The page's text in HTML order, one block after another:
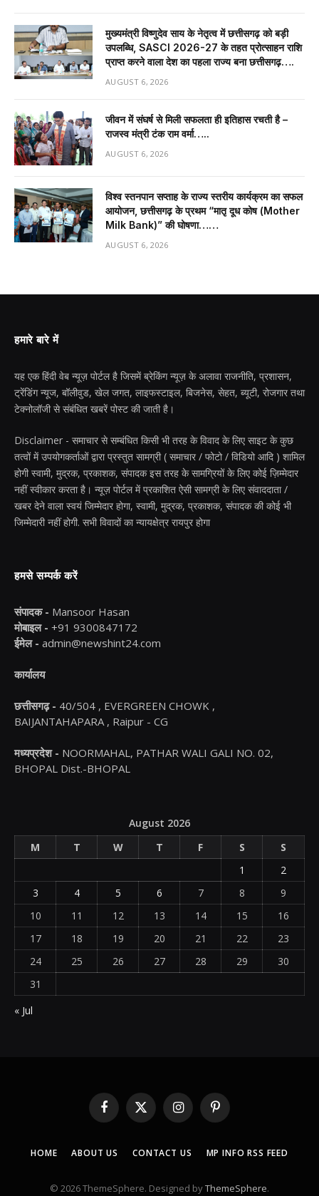
मुख्यमंत्री विष्णुदेव साय के नेतृत्व में छत्तीसगढ़ को बड़ी
उपलब्धि, SASCI 2026-27 के तहत प्रोत्साहन राशि
प्राप्त करने वाला देश का पहला राज्य बना छत्तीसगढ़….
AUGUST 6, 2026
जीवन में संघर्ष से मिली सफलता ही इतिहास रचती है –
राजस्व मंत्री टंक राम वर्मा…..
AUGUST 6, 2026
विश्व स्तनपान सप्ताह के राज्य स्तरीय कार्यक्रम का सफल
आयोजन, छत्तीसगढ़ के प्रथम “मातृ दूध कोष (Mother
Milk Bank)” की घोषणा……
AUGUST 6, 2026
हमारे बारे में
यह एक हिंदी वेब न्यूज़ पोर्टल है जिसमें ब्रेकिंग न्यूज़ के अलावा राजनीति, प्रशासन,
ट्रेंडिंग न्यूज, बॉलीवुड, खेल जगत, लाइफस्टाइल, बिजनेस, सेहत, ब्यूटी, रोजगार तथा
टेक्नोलॉजी से संबंधित खबरें पोस्ट की जाती है।
Disclaimer - समाचार से सम्बंधित किसी भी तरह के विवाद के लिए साइट के कुछ
तत्वों में उपयोगकर्ताओं द्वारा प्रस्तुत सामग्री ( समाचार / फोटो / विडियो आदि ) शामिल
होगी स्वामी, मुद्रक, प्रकाशक, संपादक इस तरह के सामग्रियों के लिए कोई ज़िम्मेदार
नहीं स्वीकार करता है। न्यूज़ पोर्टल में प्रकाशित ऐसी सामग्री के लिए संवाददाता /
खबर देने वाला स्वयं जिम्मेदार होगा, स्वामी, मुद्रक, प्रकाशक, संपादक की कोई भी
जिम्मेदारी नहीं होगी. सभी विवादों का न्यायक्षेत्र रायपुर होगा
हमसे सम्पर्क करें
संपादक - Mansoor Hasan
मोबाइल - +91 9300847172
ईमेल - admin@newshint24.com
कार्यालय
छत्तीसगढ़ - 40/504 , EVERGREEN CHOWK ,
BAIJANTAHAPARA , Raipur - CG
मध्यप्रदेश - NOORMAHAL, PATHAR WALI GALI NO. 02,
BHOPAL Dist.-BHOPAL
August 2026
M
T W T F S
S
1
2
3
4 5 6 7 8
9
10
11 12 13 14 15
16
17
18 19 20 21 22
23
24
25 26 27 28 29
30
31
« Jul
Facebook
X
(Twitter)
InstagramPinterest
HOME ABOUT US CONTACT US MP INFO RSS FEED
© 2026 ThemeSphere. Designed byThemeSphere.